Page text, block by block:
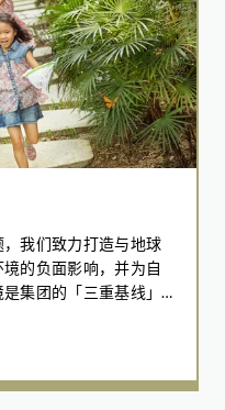
划
院舍主管关爱领袖培
业中管理人员的管理
施「以人为本」的照
长者护理服务。
段包含80小时的课堂
划，借此促进理论与
能有效转化为服务品
中心举办专题导赏活动。
亲身探索稀有植物物种，
步提升生态与文化保护意
日常职责，并亲身体验园
物护理上。
我们致力打造与地球
的负面影响，并为自
集团的「三重基线」
现一个可持续地发展
链上减少碳排放、提
与各个持份者合作。